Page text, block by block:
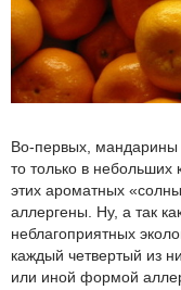
Во-первых, мандарины
то только в небольших
этих ароматных
аллергены. Ну, а так
неблагоприятных
каждый четвертый из
или иной формой